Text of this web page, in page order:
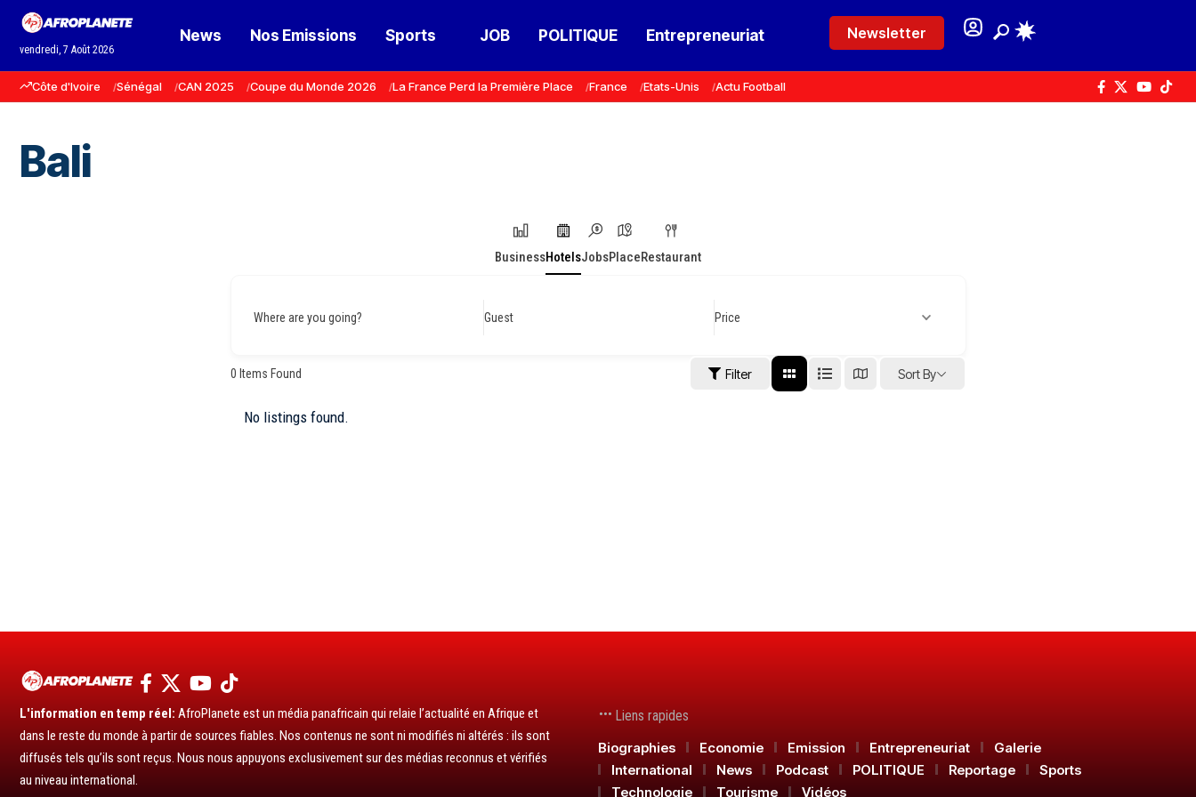
vendredi, 7 Août 2026
News Nos Emissions Sports JOB POLITIQUE Entrepreneuriat Newsletter
Côte d'Ivoire Sénégal CAN 2025 Coupe du Monde 2026 La France Perd la Première Place France Etats-Unis Actu Football
Bali
BusinessHotelsJobsPlaceRestaurant
Where are you going? Guest Price
0 Items Found Filter Sort By
No listings found.
L'information en temp réel: AfroPlanete est un média panafricain qui relaie l’actualité en Afrique et
dans le reste du monde à partir de sources fiables. Nos contenus ne sont ni modifiés ni altérés : ils sont
diffusés tels qu’ils sont reçus. Nous nous appuyons exclusivement sur des médias reconnus et vérifiés
au niveau international.
Liens rapides
Biographies
Economie Emission Entrepreneuriat
Galerie
International
News Podcast POLITIQUE Reportage
Sports
Technologie
Tourisme Vidéos